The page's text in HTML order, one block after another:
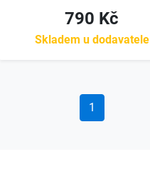
790 Kč
Skladem u dodavatele
1